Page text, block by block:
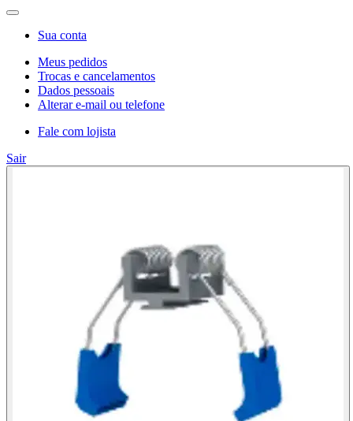
Sua conta
Meus pedidos
Trocas e cancelamentos
Dados pessoais
Alterar e-mail ou telefone
Fale com lojista
Sair